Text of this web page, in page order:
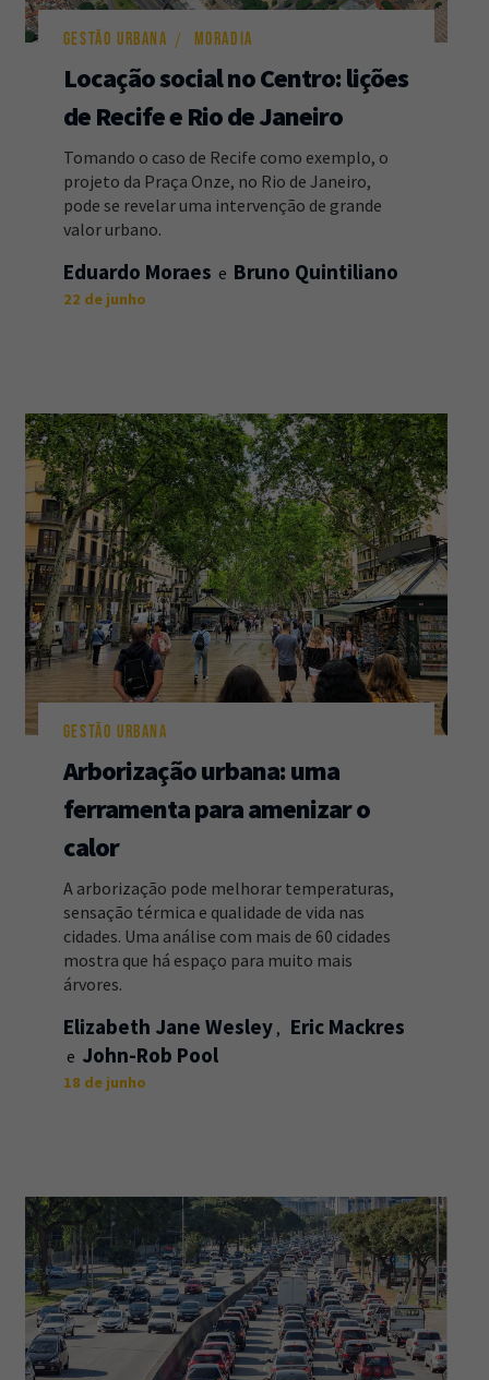
GESTÃO URBANA MORADIA
Locação social no Centro: lições
de Recife e Rio de Janeiro
Tomando o caso de Recife como exemplo, o
projeto da Praça Onze, no Rio de Janeiro,
pode se revelar uma intervenção de grande
valor urbano.
Eduardo Moraes Bruno Quintiliano
22 de junho
GESTÃO URBANA
Arborização urbana: uma
ferramenta para amenizar o
calor
A arborização pode melhorar temperaturas,
sensação térmica e qualidade de vida nas
cidades. Uma análise com mais de 60 cidades
mostra que há espaço para muito mais
árvores.
Elizabeth Jane Wesley
Eric Mackres
John-Rob Pool
18 de junho